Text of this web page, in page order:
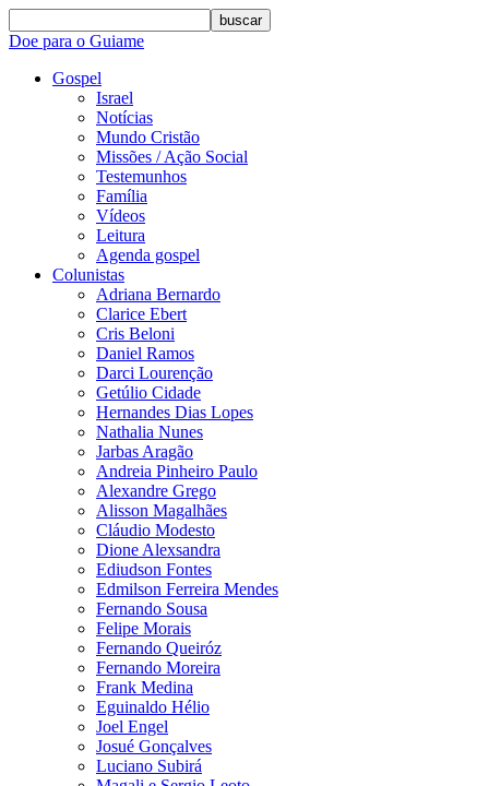
buscar
Doe para o Guiame
Gospel
Israel
Notícias
Mundo Cristão
Missões / Ação Social
Testemunhos
Família
Vídeos
Leitura
Agenda gospel
Colunistas
Adriana Bernardo
Clarice Ebert
Cris Beloni
Daniel Ramos
Darci Lourenção
Getúlio Cidade
Hernandes Dias Lopes
Nathalia Nunes
Jarbas Aragão
Andreia Pinheiro Paulo
Alexandre Grego
Alisson Magalhães
Cláudio Modesto
Dione Alexsandra
Ediudson Fontes
Edmilson Ferreira Mendes
Fernando Sousa
Felipe Morais
Fernando Queiróz
Fernando Moreira
Frank Medina
Eguinaldo Hélio
Joel Engel
Josué Gonçalves
Luciano Subirá